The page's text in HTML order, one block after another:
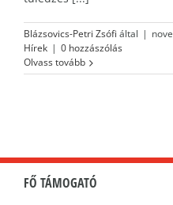
Blázsovics-Petri Zsófi által |
Hírek | 0 hozzászólás
Olvass tovább
FŐ TÁMOGATÓ